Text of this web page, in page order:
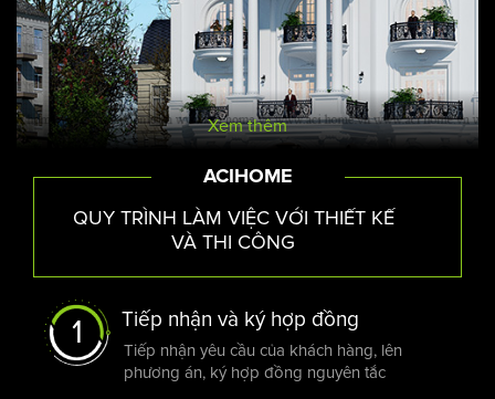
Những tiêu chuẩn cần biết khi thiết kế
Đối với nội thất của căn biệt thự cần lưu ý đến những khu
vực như phòng ngủ, phòng bếp, phòng khách. Đối với
phòng ngủ, biệt thự thường thiết kế chia ra phòng ngủ
Xem thêm
ACIHOME
QUY TRÌNH LÀM VIỆC VỚI THIẾT KẾ
VÀ THI CÔNG
1 Tiếp nhận và ký hợp đồng
Tiếp nhận yêu cầu của khách hàng, lên
phương án, ký hợp đồng nguyên tắc